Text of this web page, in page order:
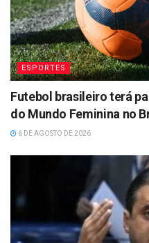
ESPORTES
Futebol brasileiro terá
do Mundo Feminina no
6 DE AGOSTO DE 2026